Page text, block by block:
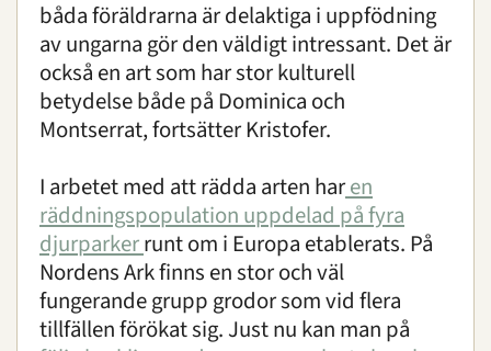
båda föräldrarna är delaktiga i uppfödning
av ungarna gör den väldigt intressant. Det är
också en art som har stor kulturell
betydelse både på Dominica och
Montserrat, fortsätter Kristofer.
I arbetet med att rädda arten haren
räddningspopulation uppdelad på fyra
djurparkerrunt om i Europa etablerats. På
Nordens Ark finns en stor och väl
fungerande grupp grodor som vid flera
tillfällen förökat sig. Just nu kan man på